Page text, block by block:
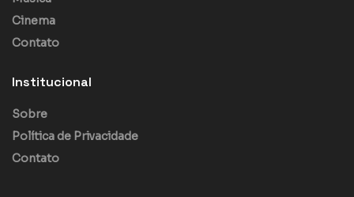
Cinema
Contato
Institucional
Sobre
Política de Privacidade
Contato